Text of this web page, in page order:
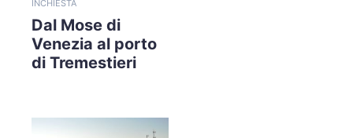
INCHIESTA
Dal Mose di
Venezia al porto
di Tremestieri